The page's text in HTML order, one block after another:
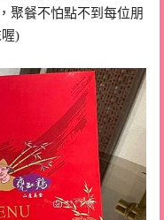
聚餐不怕點不到每位朋
)